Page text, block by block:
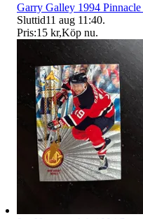
Garry Galley 1994
Sluttid11 aug 11:40.
Pris:15 kr,Köp nu.